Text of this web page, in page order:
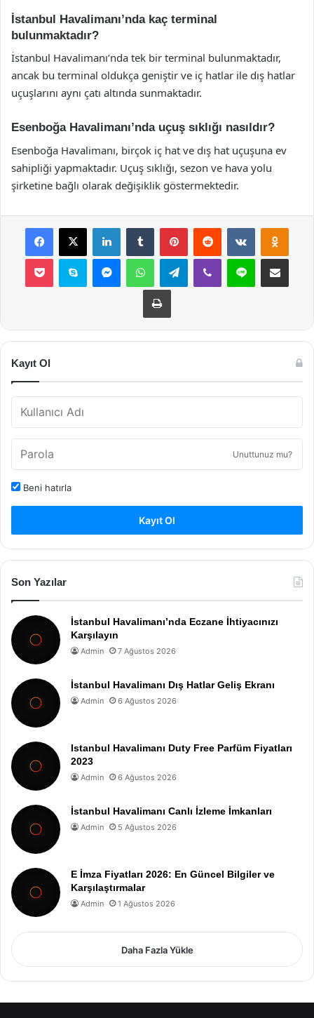
İstanbul Havalimanı’nda kaç terminal
bulunmaktadır?
İstanbul Havalimanı’nda tek bir terminal bulunmaktadır,
ancak bu terminal oldukça geniştir ve iç hatlar ile dış hatlar
uçuşlarını aynı çatı altında sunmaktadır.
Esenboğa Havalimanı’nda uçuş sıklığı nasıldır?
Esenboğa Havalimanı, birçok iç hat ve dış hat uçuşuna ev
sahipliği yapmaktadır. Uçuş sıklığı, sezon ve hava yolu
şirketine bağlı olarak değişiklik göstermektedir.
Facebook
X LinkedInTumblr PinterestReddit VKontakte
Pocket Skype MessengerWhatsAppTelegramViber Line E-Posta ile
Yazdır
Kayıt Ol
Unuttunuz mu?
Beni hatırla
Kayıt Ol
Son Yazılar
İstanbul Havalimanı’nda Eczane İhtiyacınızı
Karşılayın
Admin 7 Ağustos 2026
İstanbul Havalimanı Dış Hatlar Geliş Ekranı
Admin 6 Ağustos 2026
Istanbul Havalimanı Duty Free Parfüm Fiyatları
2023
Admin 6 Ağustos 2026
İstanbul Havalimanı Canlı İzleme İmkanları
Admin 5 Ağustos 2026
E İmza Fiyatları 2026: En Güncel Bilgiler ve
Karşılaştırmalar
Admin 1 Ağustos 2026
Daha Fazla Yükle